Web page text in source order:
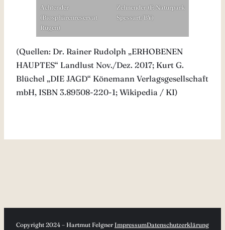
Achtender
(Biosphärenreservat
Rügen)
Zehnender (F: Naturpark
Spessart/BY)
(Quellen: Dr. Rainer Rudolph „ERHOBENEN
HAUPTES“ Landlust Nov./Dez. 2017; Kurt G.
Blüchel „DIE JAGD“ Könemann Verlagsgesellschaft
mbH, ISBN 3.89508-220-1; Wikipedia / KI)
Copyright 2024 – Hartmut Felgner ImpressumDatenschutzerklärung